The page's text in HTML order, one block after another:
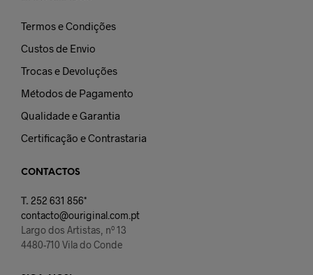
Termos e Condições
Custos de Envio
Trocas e Devoluções
Métodos de Pagamento
Qualidade e Garantia
Certificação e Contrastaria
CONTACTOS
T. 252 631 856*
contacto@ouriginal.com.pt
Largo dos Artistas, nº 13
4480-710 Vila do Conde